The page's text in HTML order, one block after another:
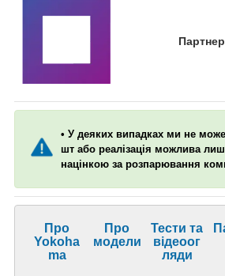
• У деяких випадках ми не
шт або реалізація можлива
націнкою за розпарювання
Про
Yokoha
ma
Про
модели
Тести та
відеоог
ляди